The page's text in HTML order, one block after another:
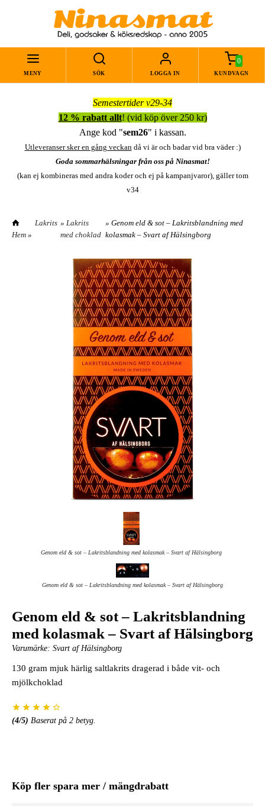
MENY SÖK LOGGA IN
0
KUNDVAGN
Semestertider v29-34
12 % rabatt allt! (vid köp över 250 kr)
Ange kod "sem26" i kassan.
Utleveranser sker en gång veckandå vi är och badar vid bra väder :)
Goda sommarhälsningar från oss på Ninasmat!
(kan ej kombineras med andra koder och ej på kampanjvaror), gäller tom
v34
Hem »
Lakrits » Lakrits
med choklad
» Genom eld & sot – Lakritsblandning med
kolasmak – Svart af Hälsingborg
Genom eld & sot – Lakritsblandning med kolasmak – Svart af Hälsingborg
Genom eld & sot – Lakritsblandning med kolasmak – Svart af Hälsingborg
Genom eld & sot – Lakritsblandning
med kolasmak – Svart af Hälsingborg
Varumärke: Svart af Hälsingborg
130 gram mjuk härlig saltlakrits dragerad i både vit- och
mjölkchoklad
(4/5) Baserat på 2 betyg.
Köp fler spara mer / mängdrabatt